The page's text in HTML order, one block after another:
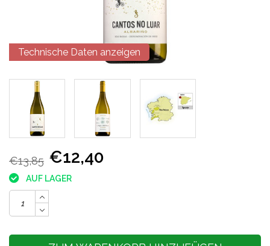
Technische Daten anzeigen
€13,85 €12,40
AUF LAGER